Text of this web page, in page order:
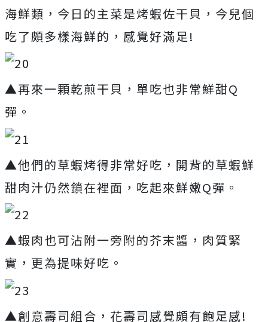
海鮮類，今日的主菜是烤蝦佐干貝，今兒個
吃了頗多樣海鮮的，感覺好滿足!
▲再來一顆乾煎干貝，單吃也非常鮮甜Q
彈。
▲他們的草蝦烤得非常好吃，開背的草蝦鮮
甜肉汁仍然鎖在裡面，吃起來鮮嫩Q彈。
▲蝦肉也可沾附一旁附的芥末醬，肉質緊
實，更為提味好吃。
▲創意壽司組合，花壽司感覺頗有飽足感!